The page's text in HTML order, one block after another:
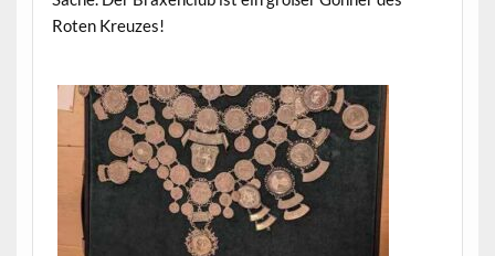
Roten Kreuzes!